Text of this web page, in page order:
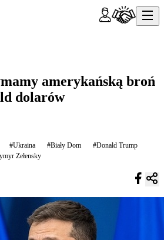
amerykańską broń
dolarów
#Ukraina #Biały Dom
#Donald Trump
Zełensky